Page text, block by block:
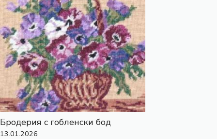
Бродерия с гобленски бод
13.01.2026